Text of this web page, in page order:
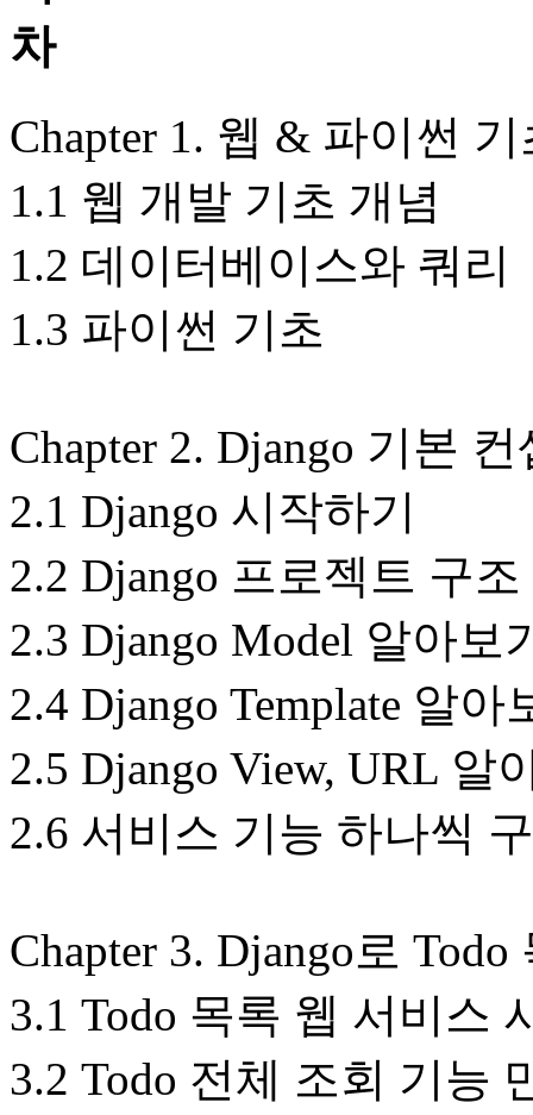
Chapter 1. 웹 & 파이썬 기
1.1 웹 개발 기초 개념
1.2 데이터베이스와 쿼리
1.3 파이썬 기초
Chapter 2. Django 기본
2.1 Django 시작하기
2.2 Django 프로젝트 구
2.3 Django Model 알아보
2.4 Django Template 알아
2.5 Django View, URL 알
2.6 서비스 기능 하나씩
Chapter 3. Django로
3.1 Todo 목록 웹 서비스
3.2 Todo 전체 조회 기능